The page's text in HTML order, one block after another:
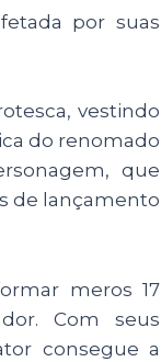
por suas
vestindo
do renomado
que
de lançamento
meros 17
Com seus
consegue a